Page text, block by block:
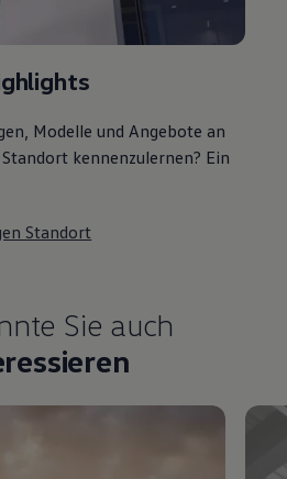
Modelle und Angebote an
kennenzulernen? Ein
Standort
Sie auch